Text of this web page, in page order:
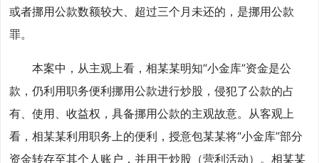
或者挪用公款数额较大、超过三个月未还的，是挪用公款
罪。
本案中，从主观上看，相某某明知“小金库”资金是公
款，仍利用职务便利挪用公款进行炒股，侵犯了公款的占
有、使用、收益权，具备挪用公款的主观故意。从客观上
看，相某某利用职务上的便利，授意包某某将“小金库”部分
资金转存至其个人账户，并用于炒股（营利活动）。相某某